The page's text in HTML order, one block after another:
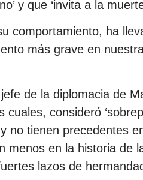
y que ‘invita a la
comportamiento, ha
más grave en
de la diplomacia de
cuales, consideró
no tienen precedentes
menos en la historia de
lazos de